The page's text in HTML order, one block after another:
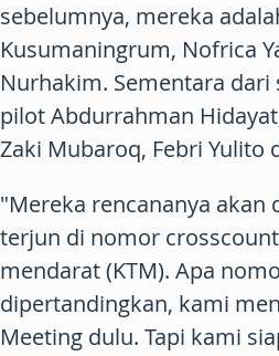
sebelumnya, mereka
Kusumaningrum, Nofrica
Nurhakim. Sementara
pilot Abdurrahman
Zaki Mubaroq, Febri Yulito
"Mereka rencananya akan
terjun di nomor
mendarat (KTM). Apa
dipertandingkan, kami
Meeting dulu. Tapi kami